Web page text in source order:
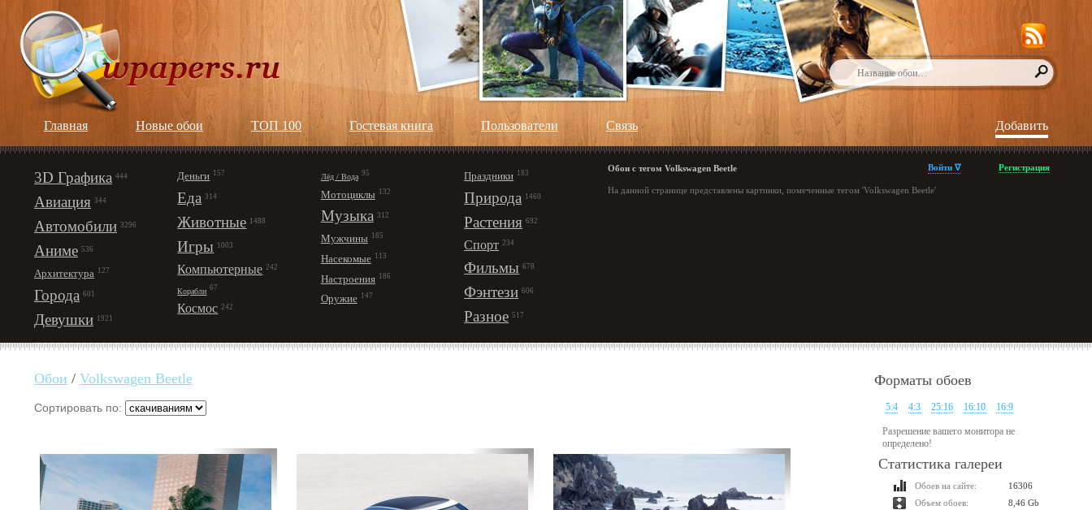
Главная Новые обои ТОП 100 Гостевая книга Пользователи Cвязь Добавить
3D Графика 444
Авиация 344
Автомобили 3296
Аниме 536
Архитектура 127
Города 601
Девушки 1921
Деньги 157
Еда 314
Животные 1488
Игры 1003
Компьютерные 242
Корабли 67
Космос 242
Лёд / Вода 95
Мотоциклы 132
Музыка 312
Мужчины 185
Насекомые 113
Настроения 186
Оружие 147
Праздники 183
Природа 1460
Растения 692
Спорт 234
Фильмы 678
Фэнтези 606
Разное 517
Войти ∇ Регистрация
Обои с тегом Volkswagen Beetle
На данной странице представлены картинки, помеченные тегом 'Volkswagen Beetle'
Обои / Volkswagen Beetle
Сортировать по:
Форматы обоев
5:4 4:3 25:16 16:10 16:9
Разрешение вашего монитора не
определено!
Статистика галереи
Обоев на сайте:
16306
Объем обоев:
8,46 Gb